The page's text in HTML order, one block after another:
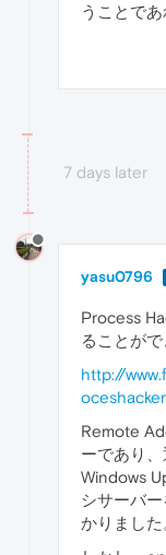
うことで
7 days later
yasu0796
Process
ることがで
http://
Remote
ーであり
Windows
シサーバ
かりました